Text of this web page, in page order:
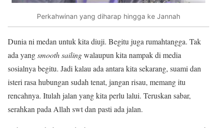
Perkahwinan yang diharap hingga ke Jannah
Dunia ni medan untuk kita diuji. Begitu juga rumahtangga. Tak
ada yangsmooth sailingwalaupun kita nampak di media
sosialnya begitu. Jadi kalau ada antara kita sekarang, suami dan
isteri rasa hubungan sudah tenat, jangan risau, memang itu
rencahnya. Itulah jalan yang kita perlu lalui. Teruskan sabar,
serahkan pada Allah swt dan pasti ada jalan.